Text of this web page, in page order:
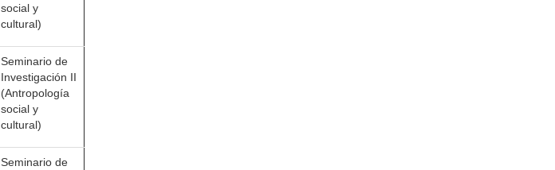
social y
cultural)
Seminario de
Investigación II
(Antropología
social y
cultural)
Seminario de